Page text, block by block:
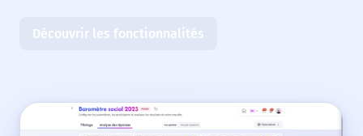
Découvrir les fonctionnalités